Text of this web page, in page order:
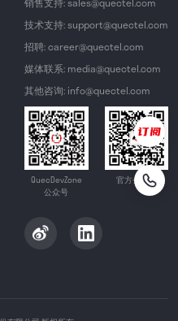
技术支持: support@quectel.com
招聘: career@quectel.com
媒体联系: media@quectel.com
其他咨询: info@quectel.com
QuecDevZone
公众号
官方公众号